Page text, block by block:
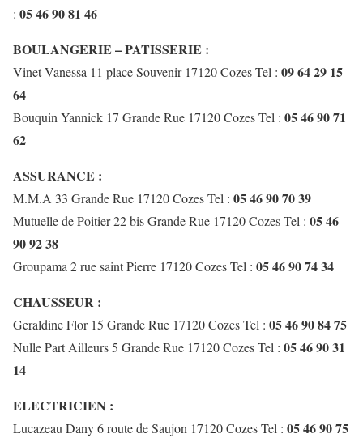
: 05 46 90 81 46
BOULANGERIE – PATISSERIE :
Vinet Vanessa 11 place Souvenir 17120 Cozes Tel : 09 64 29 15
64
Bouquin Yannick 17 Grande Rue 17120 Cozes Tel : 05 46 90 71
62
ASSURANCE :
M.M.A 33 Grande Rue 17120 Cozes Tel : 05 46 90 70 39
Mutuelle de Poitier 22 bis Grande Rue 17120 Cozes Tel : 05 46
90 92 38
Groupama 2 rue saint Pierre 17120 Cozes Tel : 05 46 90 74 34
CHAUSSEUR :
Geraldine Flor 15 Grande Rue 17120 Cozes Tel : 05 46 90 84 75
Nulle Part Ailleurs 5 Grande Rue 17120 Cozes Tel : 05 46 90 31
14
ELECTRICIEN :
Lucazeau Dany 6 route de Saujon 17120 Cozes Tel : 05 46 90 75